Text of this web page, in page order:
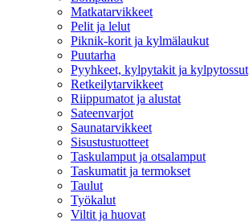
Matkatarvikkeet
Pelit ja lelut
Piknik-korit ja kylmälaukut
Puutarha
Pyyhkeet, kylpytakit ja kylpytossut
Retkeilytarvikkeet
Riippumatot ja alustat
Sateenvarjot
Saunatarvikkeet
Sisustustuotteet
Taskulamput ja otsalamput
Taskumatit ja termokset
Taulut
Työkalut
Viltit ja huovat